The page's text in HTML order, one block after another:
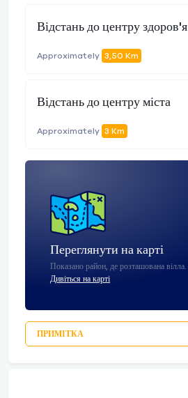
Відстань до центру здоров'я
Approximately 3,50 Km
Відстань до центру міста
Approximately 3 Km
Переглянути на карті
Показано район, де розташована вілла.
Дивіться на карті
ПРИМІТКА